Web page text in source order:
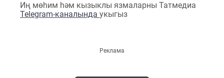
Иң мөһим һәм кызыклы язмаларны Татмедиа
Telegram-каналында укыгыз
Реклама